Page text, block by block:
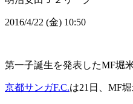
2016/4/22 (金) 10:50
第一子誕生を発表したMF堀
京都サンガF.C.は21日、MF